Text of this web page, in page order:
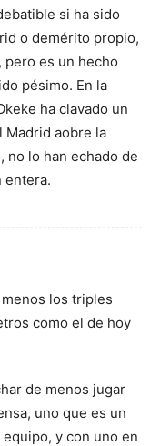
si ha sido
o demérito propio,
es un hecho
pésimo. En la
ha clavado un
Madrid aobre la
no lo han echado de
entera.
los triples
como el de hoy
de menos jugar
uno que es un
y con uno en